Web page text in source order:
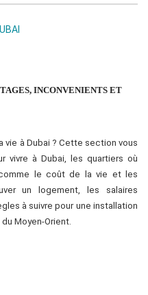
INCONVENIENTS ET
vie à Dubai ? Cette section vous
vivre à Dubai, les quartiers où
le coût de la vie et les
un logement, les salaires
à suivre pour une installation
Moyen-Orient.